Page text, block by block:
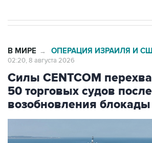
Силы CENTCOM
50 торговых судов после
возобновления